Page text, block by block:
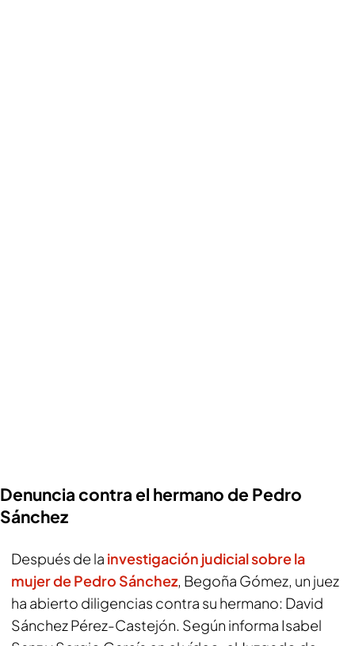
Denuncia contra el hermano de Pedro
Sánchez
Después de la investigación judicial sobre la
mujer de Pedro Sánchez, Begoña Gómez, un juez
ha abierto diligencias contra su hermano: David
Sánchez Pérez-Castejón. Según informa Isabel